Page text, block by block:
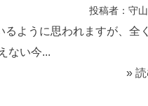
投稿者：守
るように思われますが、全く
ない今...
»